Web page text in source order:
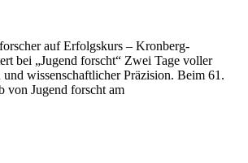
auf Erfolgskurs – Kronberg-
bei „Jugend forscht“ Zwei Tage voller
wissenschaftlicher Präzision. Beim 61.
von Jugend forscht am